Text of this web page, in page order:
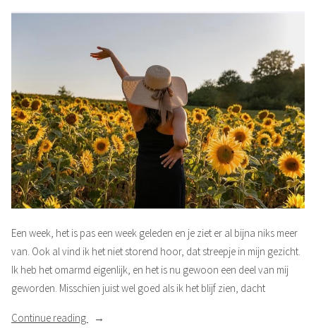
Een week, het is pas een week geleden en je ziet er al bijna niks meer
van. Ook al vind ik het niet storend hoor, dat streepje in mijn gezicht.
Ik heb het omarmd eigenlijk, en het is nu gewoon een deel van mij
geworden. Misschien juist wel goed als ik het blijf zien, dacht
Continue reading
“En